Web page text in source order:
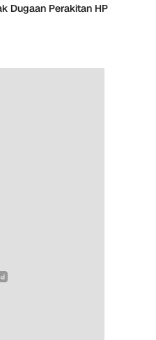
Dugaan Perakitan HP